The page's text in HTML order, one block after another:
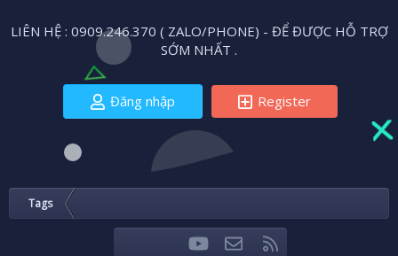
LIÊN HỆ : 0909.246.370 ( ZALO/PHONE) - ĐỂ ĐƯỢC HỖ TRỢ
SỚM NHẤT .
Đăng nhập Register
Tags
FacebookTwitteryoutubeLiên hệ